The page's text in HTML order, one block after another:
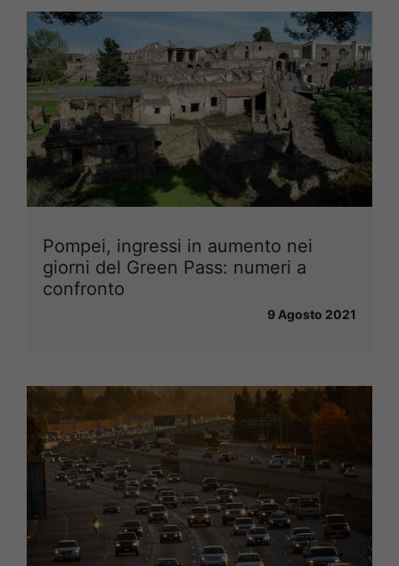
Pompei, ingressi in aumento nei
giorni del Green Pass: numeri a
confronto
9 Agosto 2021